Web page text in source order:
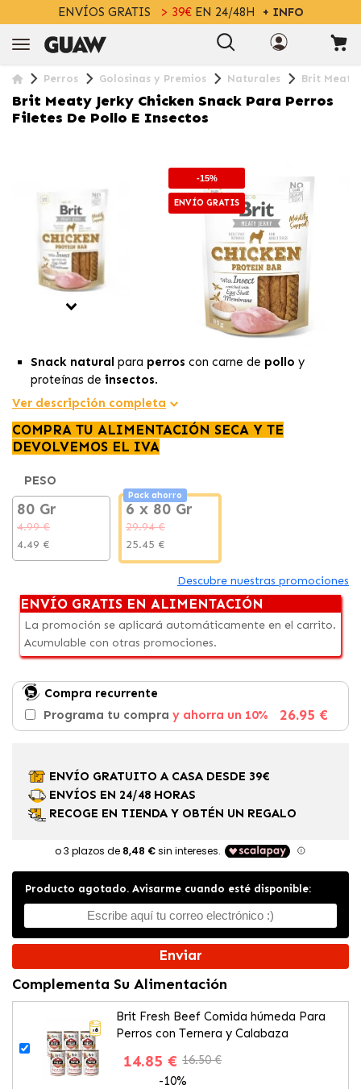
ENVÍOS GRATIS > 39€EN 24/48H + INFO
Perros Golosinas y Premios Naturales Brit Meaty
Brit Meaty Jerky Chicken Snack Para Perros
Filetes De Pollo E Insectos
-15%
ENVÍO GRATIS
Snack natural para perros con carne de pollo y
proteínas de insectos.
Rico enproteínas y energía, ideal
salud muscular y la vitalidad.
Sin conservantes ni aditivos artificiales, una opción
ecológica y saludable para premiar a tu animal.
Ver descripción completa
COMPRA TU ALIMENTACIÓN SECA Y TE
DEVOLVEMOS EL IVA
PESO
80 Gr
4.99 €
4.49 €
Pack ahorro
6 x 80 Gr
29.94 €
25.45 €
Descubre nuestras promociones
ENVÍO GRATIS EN ALIMENTACIÓN
La promoción se aplicará automáticamente en el carrito.
Acumulable con otras promociones.
Compra recurrente
Programa tu compra y ahorra un 10% 26.95 €
ENVÍO GRATUITO A CASA DESDE 39€
ENVÍOS EN 24/48 HORAS
RECOGE EN TIENDA Y OBTÉN UN REGALO
Producto agotado. Avisarme cuando esté disponible:
Enviar
Complementa Su Alimentación
Brit Fresh Beef Comida húmeda Para
Perros con Ternera y Calabaza
14.85 € 16.50 €
-10%